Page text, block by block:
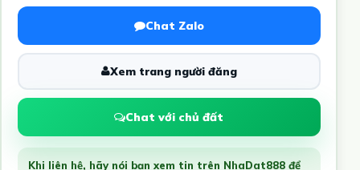
Chat Zalo
Xem trang người đăng
Chat với chủ đất
Khi liên hệ, hãy nói bạn xem tin trên NhaDat888 để